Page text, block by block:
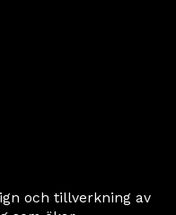
och tillverkning av